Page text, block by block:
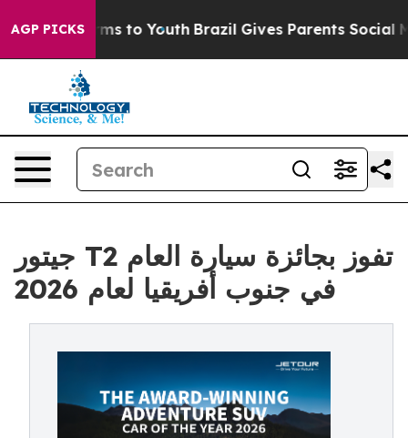
AGP PICKS
Harms to Youth Brazil Gives Parents Social
جيتور T2 تفوز بجائزة سيارة العام
في جنوب أفريقيا لعام 2026